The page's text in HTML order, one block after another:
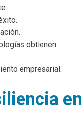
obtienen
empresarial.
en